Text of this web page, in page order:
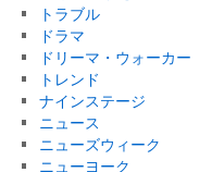
トラブル
ドラマ
ドリーマ・ウォーカー
トレンド
ナインステージ
ニュース
ニューズウィーク
ニューヨーク